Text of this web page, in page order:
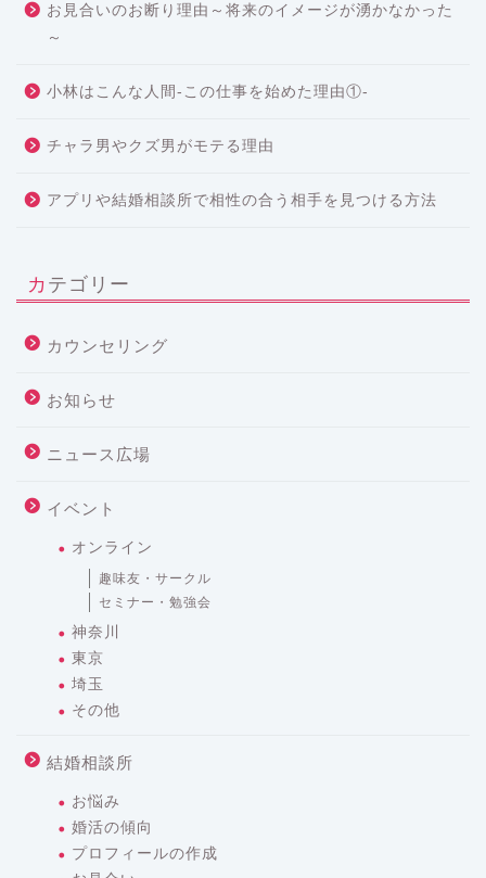
お見合いのお断り理由～将来のイメージが湧かなかった
～
小林はこんな人間-この仕事を始めた理由①-
チャラ男やクズ男がモテる理由
アプリや結婚相談所で相性の合う相手を見つける方法
カテゴリー
カウンセリング
お知らせ
ニュース広場
イベント
オンライン
趣味友・サークル
セミナー・勉強会
神奈川
東京
埼玉
その他
結婚相談所
お悩み
婚活の傾向
プロフィールの作成